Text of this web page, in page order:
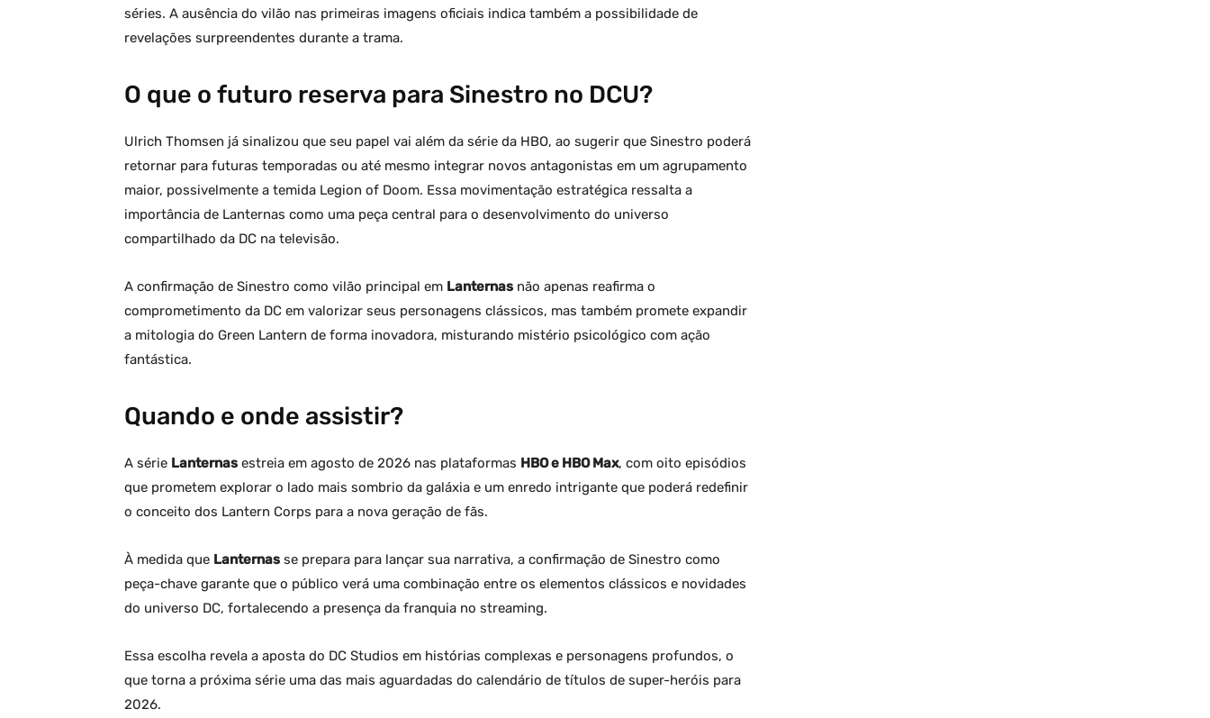
séries. A ausência do vilão nas primeiras imagens oficiais indica também a possibilidade de
revelações surpreendentes durante a trama.
O que o futuro reserva para Sinestro no DCU?
Ulrich Thomsen já sinalizou que seu papel vai além da série da HBO, ao sugerir que Sinestro poderá
retornar para futuras temporadas ou até mesmo integrar novos antagonistas em um agrupamento
maior, possivelmente a temida Legion of Doom. Essa movimentação estratégica ressalta a
importância de Lanternas como uma peça central para o desenvolvimento do universo
compartilhado da DC na televisão.
A confirmação de Sinestro como vilão principal em Lanternas não apenas reafirma o
comprometimento da DC em valorizar seus personagens clássicos, mas também promete expandir
a mitologia do Green Lantern de forma inovadora, misturando mistério psicológico com ação
fantástica.
Quando e onde assistir?
A série Lanternas estreia em agosto de 2026 nas plataformas HBO e HBO Max, com oito episódios
que prometem explorar o lado mais sombrio da galáxia e um enredo intrigante que poderá redefinir
o conceito dos Lantern Corps para a nova geração de fãs.
À medida que Lanternas se prepara para lançar sua narrativa, a confirmação de Sinestro como
peça-chave garante que o público verá uma combinação entre os elementos clássicos e novidades
do universo DC, fortalecendo a presença da franquia no streaming.
Essa escolha revela a aposta do DC Studios em histórias complexas e personagens profundos, o
que torna a próxima série uma das mais aguardadas do calendário de títulos de super-heróis para
2026.